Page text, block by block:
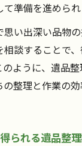
準備を進められ
思い出深い品物
談することで
ように、遺品
整理と作業の
られる遺品整